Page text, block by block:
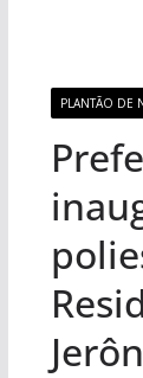
PLANTÃO DE